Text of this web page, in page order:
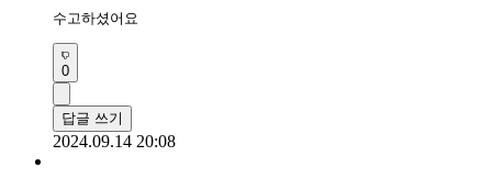
수고하셨어요
0
답글 쓰기
2024.09.14 20:08